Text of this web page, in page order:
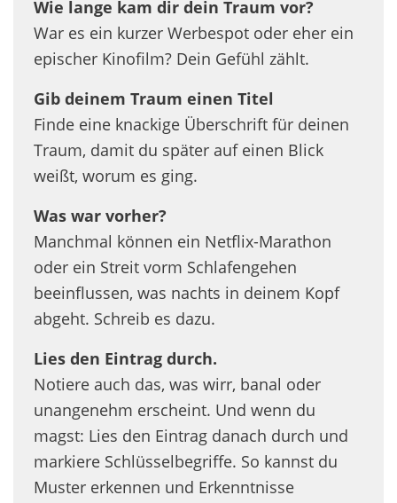
Wie lange kam dir dein Traum vor?
War es ein kurzer Werbespot oder eher ein
epischer Kinofilm? Dein Gefühl zählt.
Gib deinem Traum einen Titel
Finde eine knackige Überschrift für deinen
Traum, damit du später auf einen Blick
weißt, worum es ging.
Was war vorher?
Manchmal können ein Netflix-Marathon
oder ein Streit vorm Schlafengehen
beeinflussen, was nachts in deinem Kopf
abgeht. Schreib es dazu.
Lies den Eintrag durch.
Notiere auch das, was wirr, banal oder
unangenehm erscheint. Und wenn du
magst: Lies den Eintrag danach durch und
markiere Schlüsselbegriffe. So kannst du
Muster erkennen und Erkenntnisse